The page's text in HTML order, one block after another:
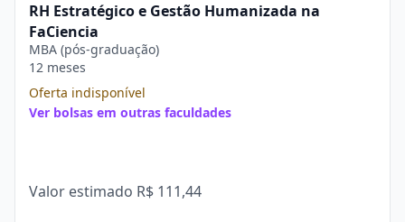
RH Estratégico e Gestão Humanizada na
FaCiencia
MBA (pós-graduação)
12 meses
Oferta indisponível
Ver bolsas em outras faculdades
Valor estimado R$ 111,44